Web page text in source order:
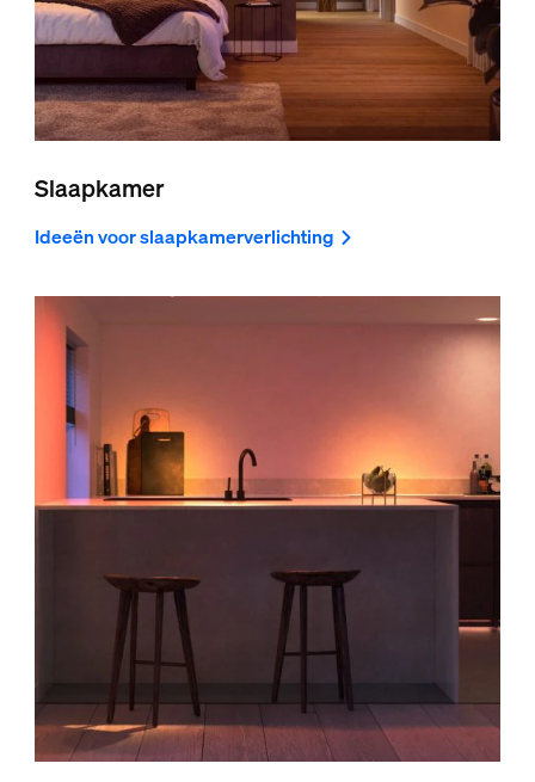
Slaapkamer
Ideeën voor slaapkamerverlichting